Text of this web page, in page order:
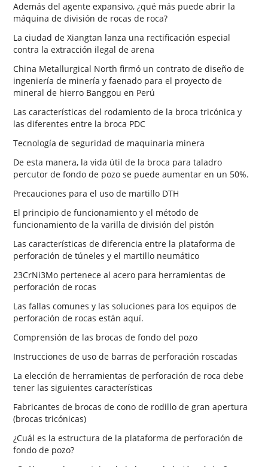
Además del agente expansivo, ¿qué más puede abrir la
máquina de división de rocas de roca?
La ciudad de Xiangtan lanza una rectificación especial
contra la extracción ilegal de arena
China Metallurgical North firmó un contrato de diseño de
ingeniería de minería y faenado para el proyecto de
mineral de hierro Banggou en Perú
Las características del rodamiento de la broca tricónica y
las diferentes entre la broca PDC
Tecnología de seguridad de maquinaria minera
De esta manera, la vida útil de la broca para taladro
percutor de fondo de pozo se puede aumentar en un 50%.
Precauciones para el uso de martillo DTH
El principio de funcionamiento y el método de
funcionamiento de la varilla de división del pistón
Las características de diferencia entre la plataforma de
perforación de túneles y el martillo neumático
23CrNi3Mo pertenece al acero para herramientas de
perforación de rocas
Las fallas comunes y las soluciones para los equipos de
perforación de rocas están aquí.
Comprensión de las brocas de fondo del pozo
Instrucciones de uso de barras de perforación roscadas
La elección de herramientas de perforación de roca debe
tener las siguientes características
Fabricantes de brocas de cono de rodillo de gran apertura
(brocas tricónicas)
¿Cuál es la estructura de la plataforma de perforación de
fondo de pozo?